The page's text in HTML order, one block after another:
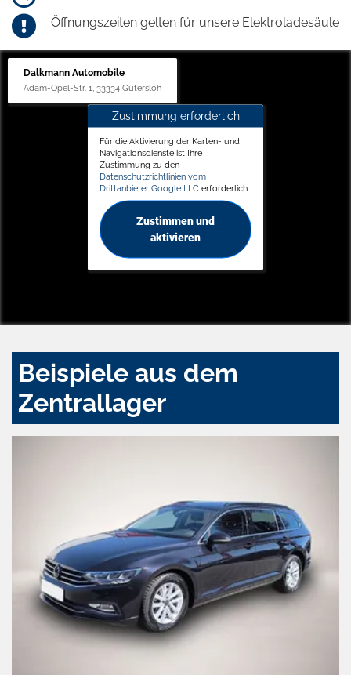
Öffnungszeiten gelten für unsere Elektroladesäule
Dalkmann Automobile
Adam-Opel-Str. 1, 33334 Gütersloh
Zustimmung erforderlich
Für die Aktivierung der Karten- und
Navigationsdienste ist Ihre
Zustimmung zu den
Datenschutzrichtlinien vom
Drittanbieter Google LLC erforderlich.
Zustimmen und
aktivieren
Beispiele aus dem
Zentrallager